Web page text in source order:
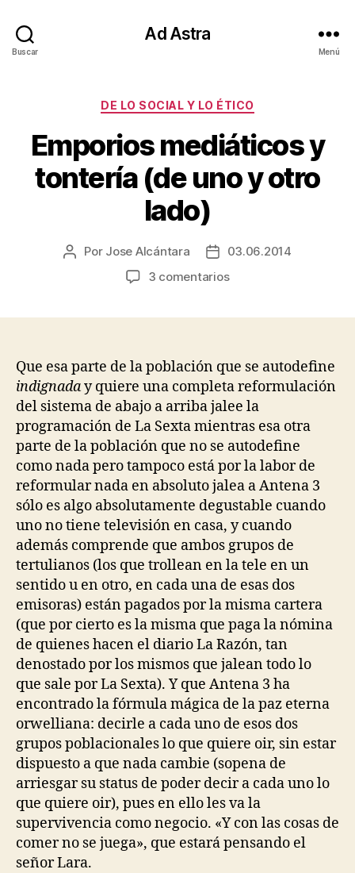
Buscar
Ad Astra
Menú
Categorías
DE LO SOCIAL Y LO ÉTICO
Emporios mediáticos y
tontería (de uno y otro
lado)
Autor
Por Jose Alcántara
Fecha
de
03.06.2014
3 comentariosen
(de
uno
otro
lado)
Que esa parte de la población que se autodefine
indignaday quiere una completa reformulación
del sistema de abajo a arriba jalee la
programación de La Sexta mientras esa otra
parte de la población que no se autodefine
como nada pero tampoco está por la labor de
reformular nada en absoluto jalea a Antena 3
sólo es algo absolutamente degustable cuando
uno no tiene televisión en casa, y cuando
además comprende que ambos grupos de
tertulianos (los que trollean en la tele en un
sentido u en otro, en cada una de esas dos
emisoras) están pagados por la misma cartera
(que por cierto es la misma que paga la nómina
de quienes hacen el diario La Razón, tan
denostado por los mismos que jalean todo lo
que sale por La Sexta). Y que Antena 3 ha
encontrado la fórmula mágica de la paz eterna
orwelliana: decirle a cada uno de esos dos
grupos poblacionales lo que quiere oir, sin estar
dispuesto a que nada cambie (sopena de
arriesgar su status de poder decir a cada uno lo
que quiere oir), pues en ello les va la
supervivencia como negocio. «Y con las cosas de
comer no se juega», que estará pensando el
señor Lara.